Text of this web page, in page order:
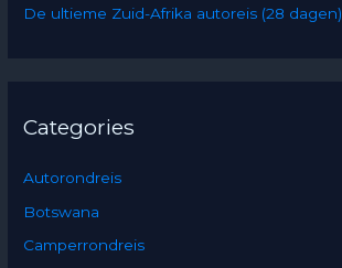
De ultieme Zuid-Afrika autoreis (28 dagen)
Categories
Autorondreis
Botswana
Camperrondreis